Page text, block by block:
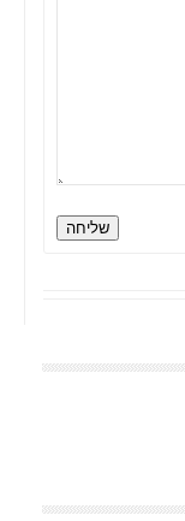
שליחה